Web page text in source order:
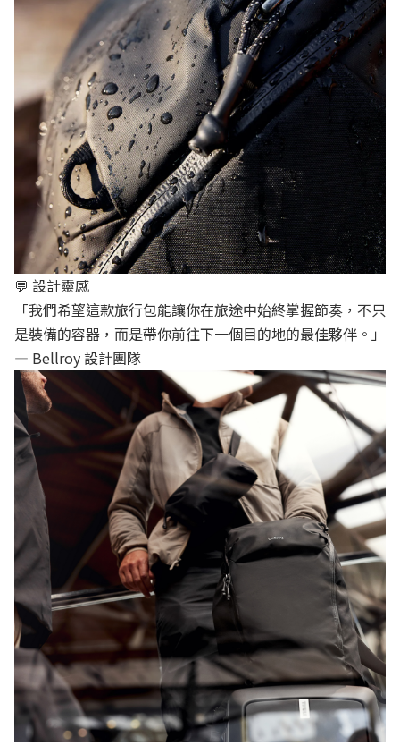
💬 設計靈感
「我們希望這款旅行包能讓你在旅途中始終掌握節奏，不只
是裝備的容器，而是帶你前往下一個目的地的最佳夥伴。」
— Bellroy 設計團隊